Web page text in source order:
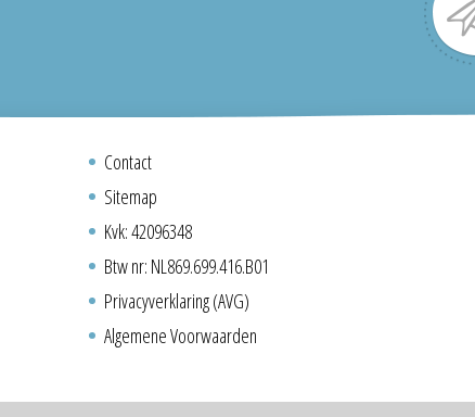
Contact
Sitemap
Kvk: 42096348
Btw nr: NL869.699.416.B01
Privacyverklaring (AVG)
Algemene Voorwaarden